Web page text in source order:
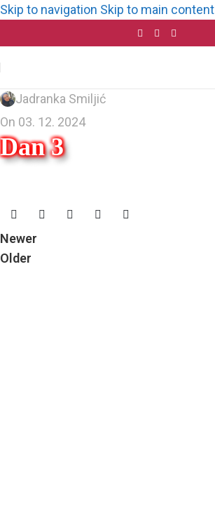
Skip to navigation Skip to main content
Jadranka Smiljić
On 03. 12. 2024
Dan 3
Newer
Older